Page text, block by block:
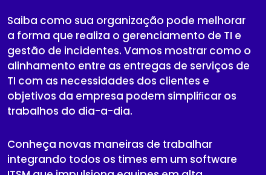
Saiba como sua organização pode melhorar
a forma que realiza o gerenciamento de TI e
gestão de incidentes. Vamos mostrar como o
alinhamento entre as entregas de serviços de
TI com as necessidades dos clientes e
objetivos da empresa podem simpliﬁcar os
trabalhos do dia-a-dia.
Conheça novas maneiras de trabalhar
integrando todos os times em um software